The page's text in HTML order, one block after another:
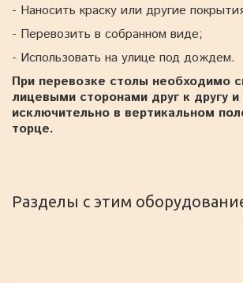
- Наносить краску или другие
- Перевозить в собранном виде;
- Использовать на улице под дождем.
При перевозке столы необходимо
лицевыми сторонами друг к другу и
исключительно в вертикальном
торце.
Разделы с этим